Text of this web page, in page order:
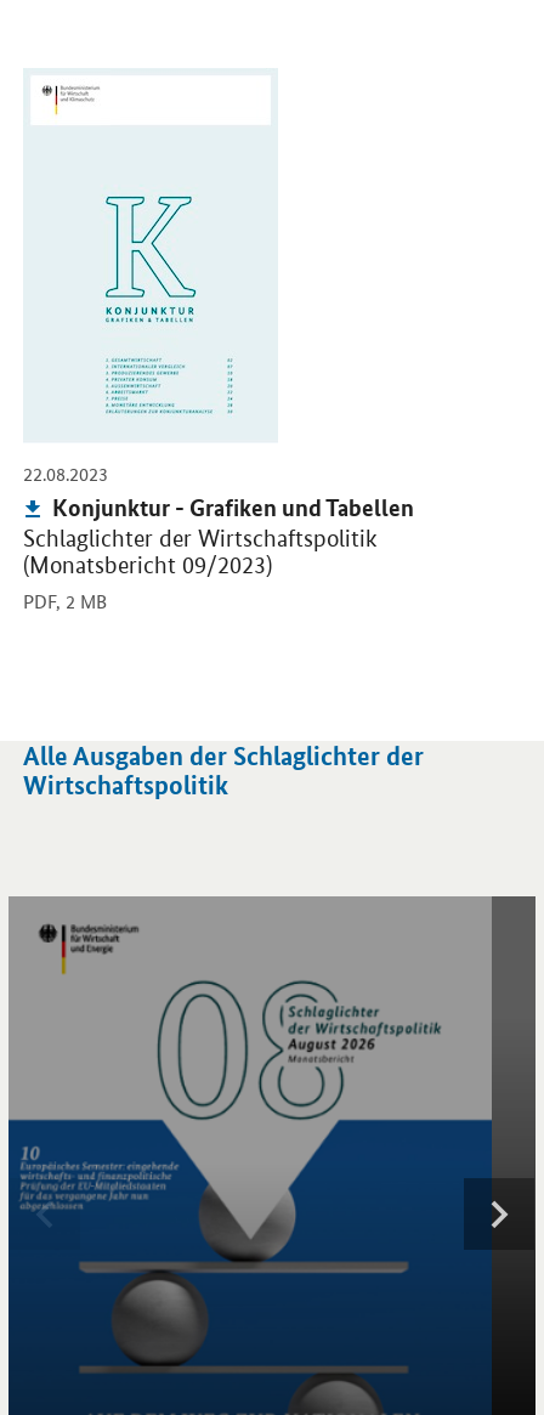
22.08.2023
Publikation:
Konjunktur - Grafiken und Tabellen
Schlaglichter der Wirtschaftspolitik
(Monatsbericht 09/2023)
PDF, 2 MB
Öffnet PDF "Konjunktur - Grafiken und Tabellen" in neuem
Alle Ausgaben der Schlaglichter der
Wirtschaftspolitik